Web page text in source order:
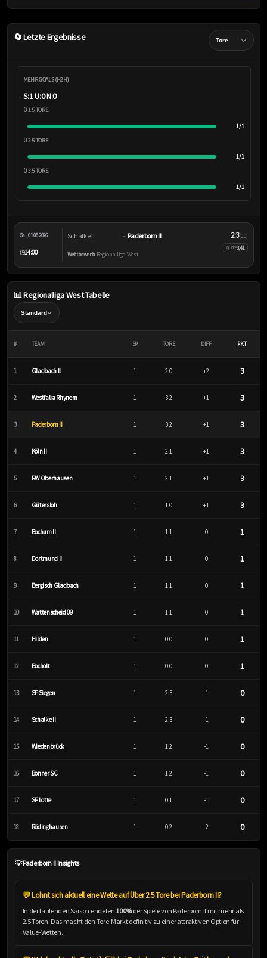
🔄 Letzte Ergebnisse
MEHR GOALS (H2H)
S:1 U:0 N:0
Ü 1.5 TORE
1/1
Ü 2.5 TORE
1/1
Ü 3.5 TORE
1/1
Sa., 01.08.2026
🕒14:00
Schalke II – Paderborn II
Wettbewerb:Regionalliga West
2:3(0:0)
QUOTE3,41
📊 Regionalliga West Tabelle
# TEAM SP TORE DIFF PKT
1 Gladbach II 1 2:0 +2 3
2 Westfalia Rhynern 1 3:2 +1 3
3 Paderborn II 1 3:2 +1 3
4 Köln II 1 2:1 +1 3
5 RW Oberhausen 1 2:1 +1 3
6 Gütersloh 1 1:0 +1 3
7 Bochum II 1 1:1 0 1
8 Dortmund II 1 1:1 0 1
9 Bergisch Gladbach 1 1:1 0 1
10 Wattenscheid 09 1 1:1 0 1
11 Hilden 1 0:0 0 1
12 Bocholt 1 0:0 0 1
13 SF Siegen 1 2:3 -1 0
14 Schalke II 1 2:3 -1 0
15 Wiedenbrück 1 1:2 -1 0
16 Bonner SC 1 1:2 -1 0
17 SF Lotte 1 0:1 -1 0
18 Rödinghausen 1 0:2 -2 0
💡 Paderborn II Insights
💬 Lohnt sich aktuell eine Wette auf Über 2.5 Tore bei Paderborn II?
In der laufenden Saison endeten 100%der Spiele von Paderborn II mit mehr als
2.5 Toren. Das macht den Tore-Markt definitiv zu einer attraktiven Option für
Value-Wetten.